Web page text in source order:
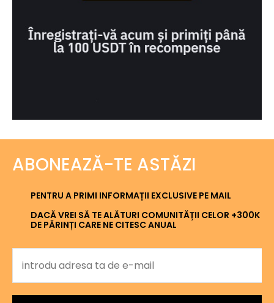
ABONEAZĂ-TE ASTĂZI
PENTRU A PRIMI INFORMAȚII EXCLUSIVE PE MAIL
DACĂ VREI SĂ TE ALĂTURI COMUNITĂȚII CELOR +300K
DE PĂRINȚI CARE NE CITESC ANUAL